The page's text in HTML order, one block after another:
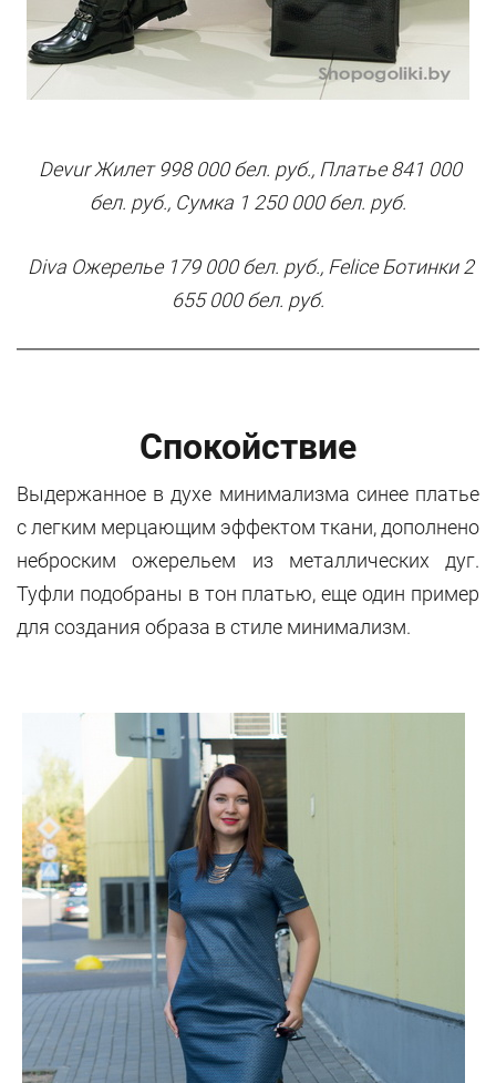
Devur Жилет 998 000 бел. руб., Платье 841 000
бел. руб., Сумка 1 250 000 бел. руб.
Diva Ожерелье 179 000 бел. руб., Felice Ботинки 2
655 000 бел. руб.
Спокойствие
Выдержанное в духе минимализма синее платье
с легким мерцающим эффектом ткани, дополнено
неброским ожерельем из металлических дуг.
Туфли подобраны в тон платью, еще один пример
для создания образа в стиле минимализм.